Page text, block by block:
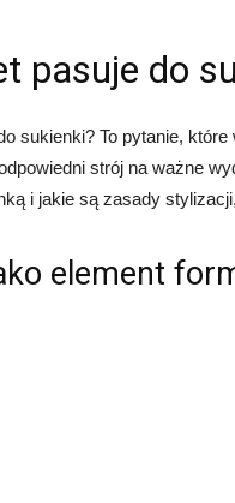
pasuje do
sukienki? To pytanie,
strój na ważne
i jakie są zasady
element